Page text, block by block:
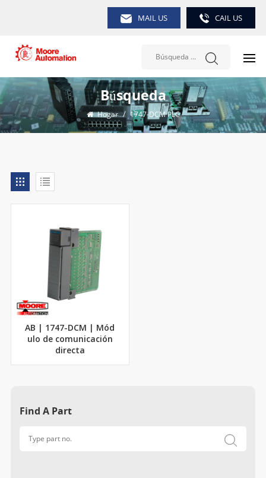
MAIL US CAIL US
Búsqueda
Hogar / 1747-DCM PLC
AB | 1747-DCM | Mód
ulo de comunicación
directa
Find A Part